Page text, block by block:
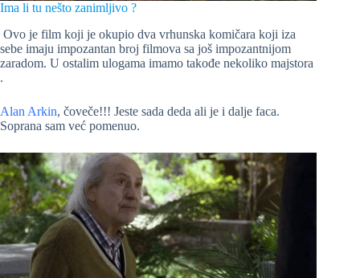
Ima li tu nešto zanimljivo ?
Ovo je film koji je okupio dva vrhunska komičara koji iza
sebe imaju impozantan broj filmova sa još impozantnijom
zaradom. U ostalim ulogama imamo takođe nekoliko majstora
.
Alan Arkin, čoveče!!! Jeste sada deda ali je i dalje faca.
Soprana sam već pomenuo.